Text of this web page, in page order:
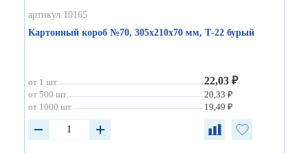
артикул 10165
Картонный короб №70, 305х210х70 мм, Т-22 бурый
от 1 шт. 22,03 ₽
от 500 шт.
20,33 ₽
от 1000 шт.
19,49 ₽